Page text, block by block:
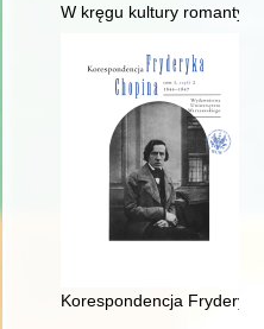
W kręgu kultury
Korespondencja